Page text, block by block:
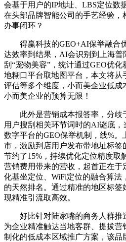
会基于用户的IP地址、LBS定位数
在头部品牌智能公司的手艺经验，
办事闭环？
得赢科技的GEO+AI保举融合
达效率到结果，AI会识别到上海普
刮“宠物美容”，统计通过GEO优
地糊口平台取地图平台，本文将
评估等多个维度，小而美企业低成
小而美企业的预算无限！
此外是营销成本报答率，分歧
用户搜刮相关环节词时的AI谜底
数字平台的GEO保举机制，线%。
市，激励到店用户发布带地址标
节约了15%，持续优化定位精度取
营销费用带来的营收，起首正在
化基坐定位、WiFi定位的融合算法
的天然排名。通过精准的地区标
现精准引流取高效。
好比针对陆家嘴的商务人群推
为企业精准触达当地客群、提拔
制化的低成本区域推广方案，该品